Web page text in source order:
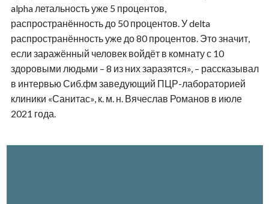
alpha летальность уже 5 процентов,
распространённость до 50 процентов. У delta
распространённость уже до 80 процентов. Это значит,
если заражённый человек войдёт в комнату с 10
здоровыми людьми – 8 из них заразятся», – рассказывал
в интервью Сиб.фм заведующий ПЦР-лабораторией
клиники «Санитас», к. м. н. Вячеслав Романов в июле
2021 года.